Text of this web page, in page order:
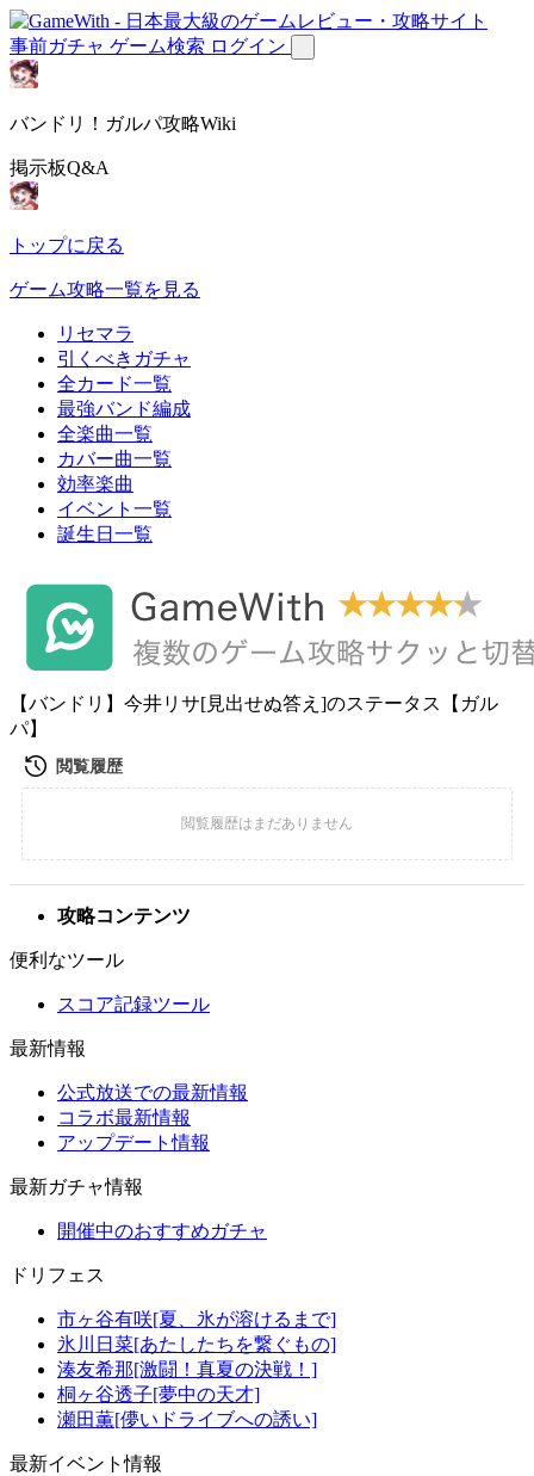
事前ガチャ ゲーム検索 ログイン
バンドリ！ガルパ攻略Wiki
掲示板Q&A
トップに戻る
ゲーム攻略一覧を見る
リセマラ
引くべきガチャ
全カード一覧
最強バンド編成
全楽曲一覧
カバー曲一覧
効率楽曲
イベント一覧
誕生日一覧
【バンドリ】今井リサ[見出せぬ答え]のステータス【ガル
パ】
攻略コンテンツ
便利なツール
スコア記録ツール
最新情報
公式放送での最新情報
コラボ最新情報
アップデート情報
最新ガチャ情報
開催中のおすすめガチャ
ドリフェス
市ヶ谷有咲[夏、氷が溶けるまで]
氷川日菜[あたしたちを繋ぐもの]
湊友希那[激闘！真夏の決戦！]
桐ヶ谷透子[夢中の天才]
瀬田薫[儚いドライブへの誘い]
最新イベント情報